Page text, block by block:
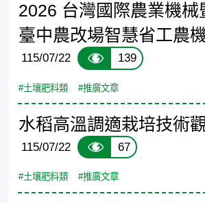
2026 台灣國際農業機械
臺中農改場智慧省工農
115/07/22 139
#土壤肥料類 #推廣文章
水稻高溫調適栽培技術
115/07/22 67
#土壤肥料類 #推廣文章